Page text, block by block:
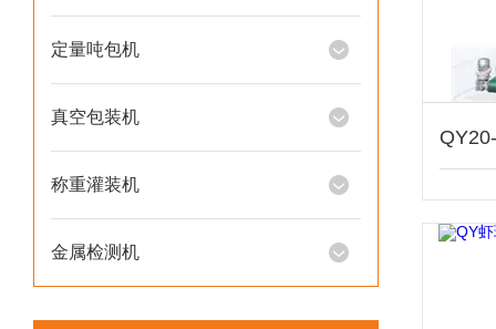
定量吨包机
真空包装机
称重灌装机
金属检测机